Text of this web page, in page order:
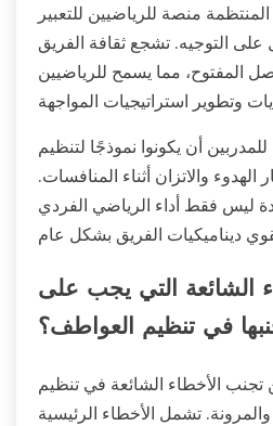
منصة للرياضيين للتعبير
التوجيه. تشجع ثقافة الفريق
المفتوح، مما يسمح للرياضيين
أن يكونوا نموذجًا لتنظيم
والاتزان أثناء المنافسات.
ليس فقط أداء الرياضي الفردي
الشائعة التي يجب على
في تنظيم العواطف؟
الأخطاء الشائعة في تنظيم
والمرونة. تشمل الأخطاء الرئيسية